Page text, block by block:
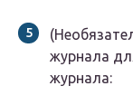
журнала
журнала: